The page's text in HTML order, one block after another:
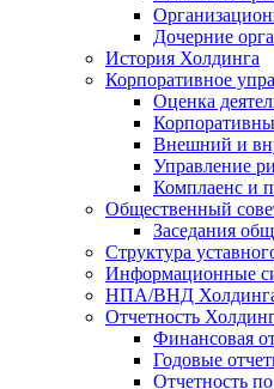
Дочерние
История Холдинга
Корпоративное
Оценка
Внешний и
Управление
Комплаенс и
Общественный
Заседания
Структура
Информационные
НПА/ВНД
Отчетность
Финансовая
Годовые
Отчетность